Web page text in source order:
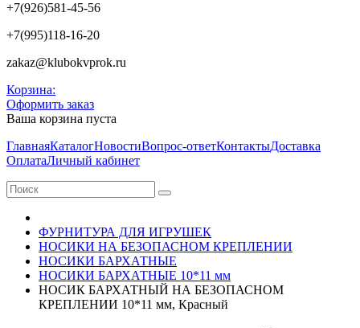
+7(926)581-45-56
+7(995)118-16-20
zakaz@klubokvprok.ru
Корзина:
Оформить заказ
Ваша корзина пуста
ГлавнаяКаталогНовостиВопрос-ответКонтактыДоставка
ОплатаЛичный кабинет
ФУРНИТУРА ДЛЯ ИГРУШЕК
НОСИКИ НА БЕЗОПАСНОМ КРЕПЛЕНИИ
НОСИКИ БАРХАТНЫЕ
НОСИКИ БАРХАТНЫЕ 10*11 мм
НОСИК БАРХАТНЫЙ НА БЕЗОПАСНОМ
КРЕПЛЕНИИ 10*11 мм, Красный